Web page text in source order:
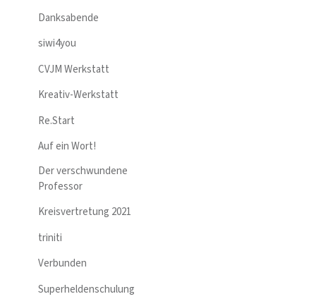
Danksabende
siwi4you
CVJM Werkstatt
Kreativ-Werkstatt
Re.Start
Auf ein Wort!
Der verschwundene
Professor
Kreisvertretung 2021
triniti
Verbunden
Superheldenschulung